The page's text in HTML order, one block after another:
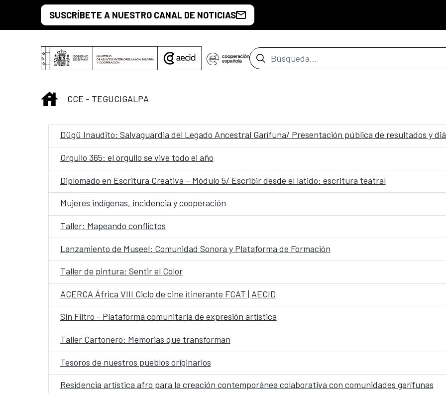
Saltar al contenido principal
SUSCRÍBETE A NUESTRO CANAL DE NOTICIAS
Barra de búsqueda
INICIO
CCE - TEGUCIGALPA
Dügü Inaudito: Salvaguardia del Legado Ancestral Garífuna/ Presentación pública de resultados y
Orgullo 365: el orgullo se vive todo el año
Diplomado en Escritura Creativa – Módulo 5/ Escribir desde el latido: escritura teatral
Mujeres indígenas, incidencia y cooperación
Taller: Mapeando conflictos
Lanzamiento de Museel: Comunidad Sonora y Plataforma de Formación
Taller de pintura: Sentir el Color
ACERCA África VIII Ciclo de cine itinerante FCAT | AECID
Sin Filtro - Plataforma comunitaria de expresión artística
Taller Cartonero: Memorias que transforman
Tesoros de nuestros pueblos originarios
Residencia artística afro para la creación contemporánea colaborativa con comunidades garífunas